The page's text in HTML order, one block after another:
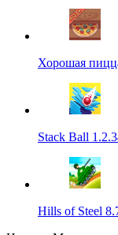
Хорошая
Stack Ball
Hills of Steel